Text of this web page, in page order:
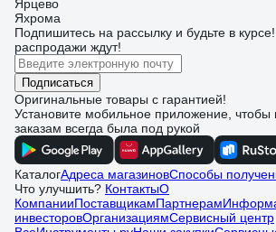
Ярцево
Яхрома
Подпишитесь на рассылку и будьте в
распродажи ждут!
Подписаться
Оригинальные товары с гарантией!
Установите мобильное приложение,
заказам всегда была под рукой
КаталогАдреса магазиновСпособы
Что улучшить? КонтактыО
КомпанииПоставщикамПартнерам
инвесторовОрганизациямСервисный центр